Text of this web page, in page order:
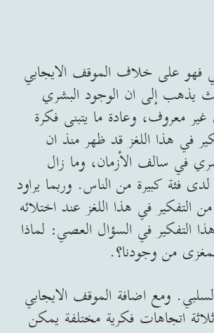
فهو على خلاف الموقف الايجابي
يذهب إلى ان الوجود البشري
معروف، وعادة ما يتبنى فكرة
في هذا اللغز قد ظهر منذ ان
في سالف الأزمان، وما زال
فئة كبيرة من الناس. وربما يراود
التفكير في هذا اللغز عند اختلائه
التفكير في السؤال العصي: لماذا
من وجودنا؟.
ومع اضافة الموقف الايجابي
اتجاهات فكرية مختلفة يمكن